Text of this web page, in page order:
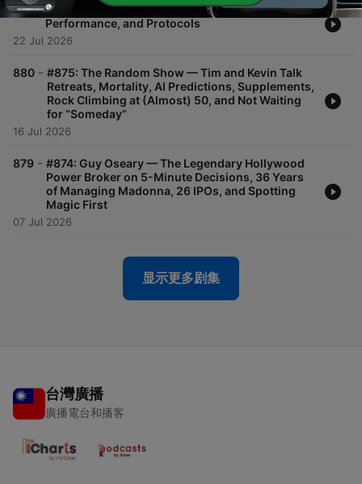
881 - #876: Dr. Andrew Huberman — Peptides,
Performance, and Protocols
22 Jul 2026
880 - #875: The Random Show — Tim and Kevin Talk
Retreats, Mortality, AI Predictions, Supplements,
Rock Climbing at (Almost) 50, and Not Waiting
for “Someday”
16 Jul 2026
879 - #874: Guy Oseary — The Legendary Hollywood
Power Broker on 5-Minute Decisions, 36 Years
of Managing Madonna, 26 IPOs, and Spotting
Magic First
07 Jul 2026
显示更多剧集
台灣廣播
廣播電台和播客